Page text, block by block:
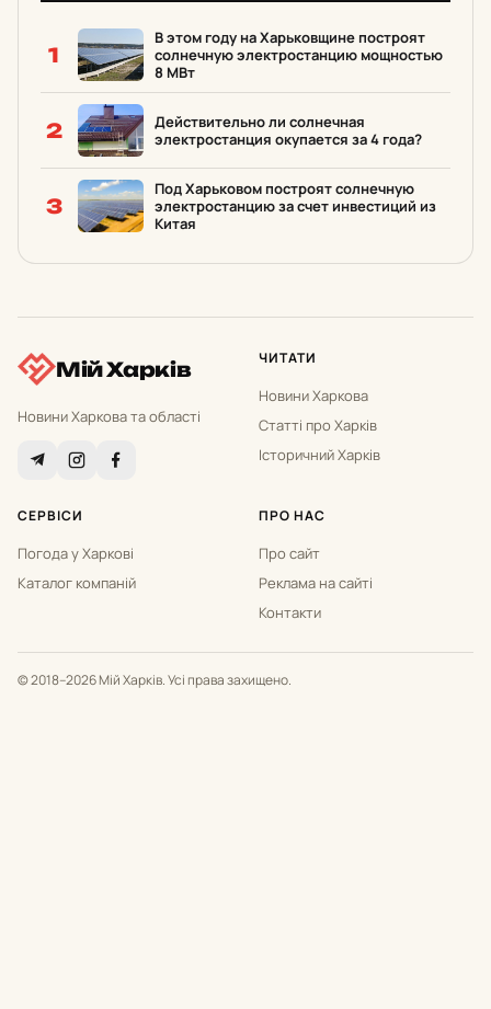
1
В этом году на Харьковщине построят
солнечную электростанцию мощностью
8 МВт
2
Действительно ли солнечная
электростанция окупается за 4 года?
3
Под Харьковом построят солнечную
электростанцию за счет инвестиций из
Китая
Мій Харків
Новини Харкова та області
ЧИТАТИ
Новини Харкова
Статті про Харків
Історичний Харків
СЕРВІСИ
Погода у Харкові
Каталог компаній
ПРО НАС
Про сайт
Реклама на сайті
Контакти
© 2018–2026 Мій Харків. Усі права захищено.